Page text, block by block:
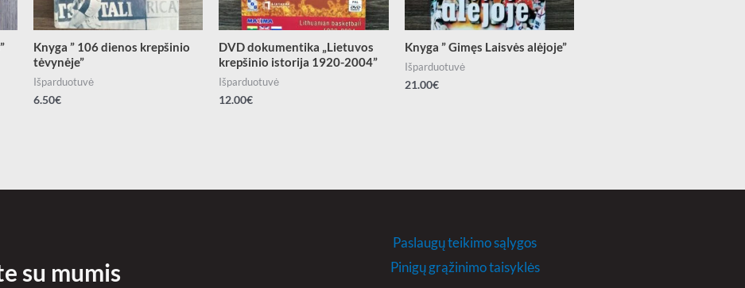
Knyga ” 106 dienos krepšinio
tėvynėje”
Išparduotuvė
6.50€
DVD dokumentika „Lietuvos
krepšinio istorija 1920-2004”
Išparduotuvė
12.00€
Knyga ” Gimęs Laisvės alėjoje”
Išparduotuvė
21.00€
su mumis
Paslaugų teikimo sąlygos
Pinigų grąžinimo taisyklės